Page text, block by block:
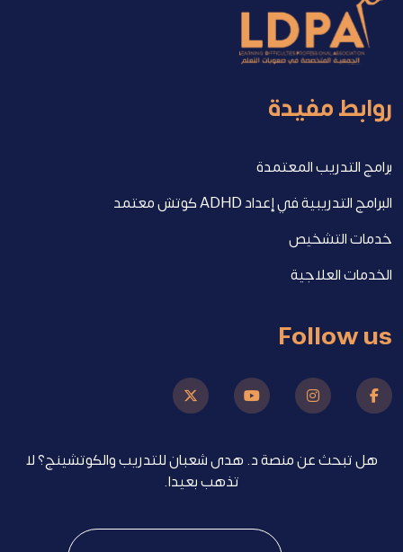
روابط مفيدة
برامج التدريب المعتمدة
البرامج التدريبية في إعداد ADHD كوتش معتمد
خدمات التشخيص
الخدمات العلاجية
Follow us
هل تبحث عن منصة د. هدى شعبان للتدريب والكوتشينج؟ لا
تذهب بعيدا.